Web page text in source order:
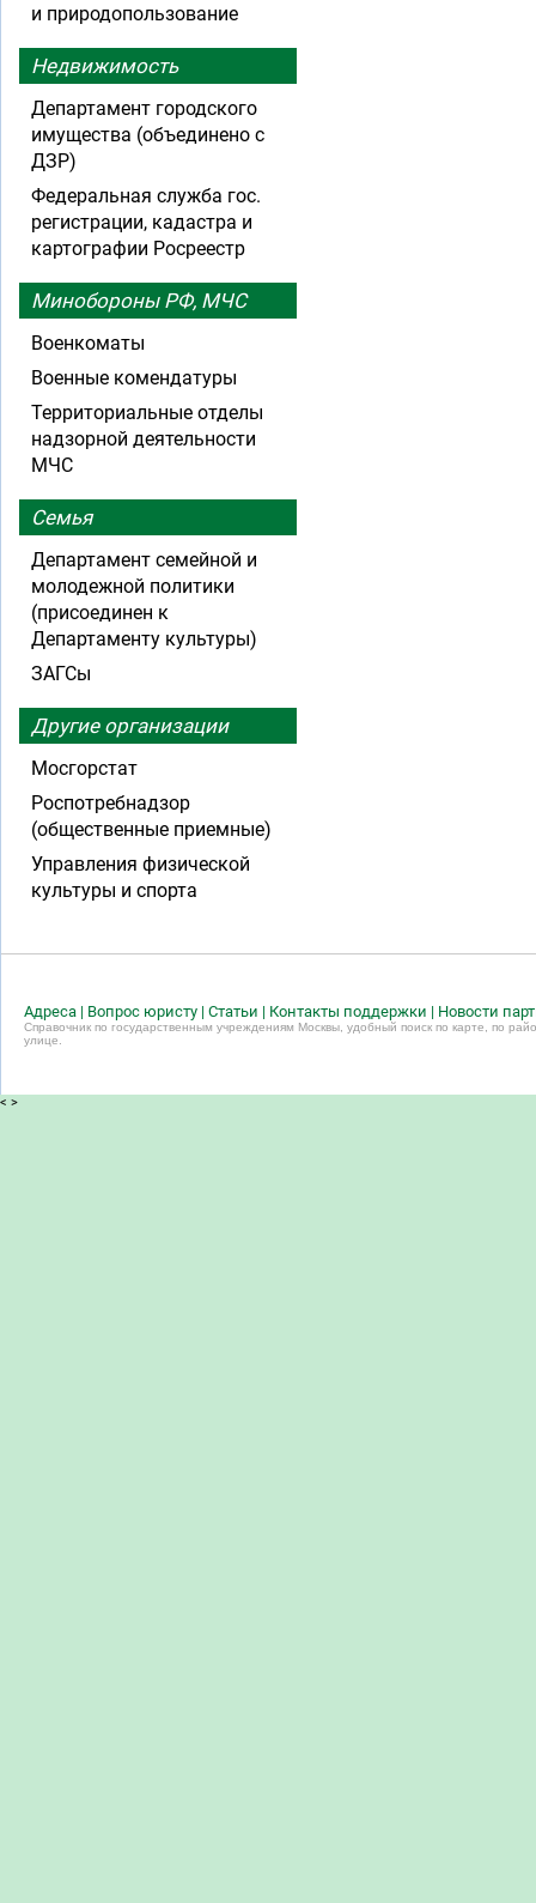
и природопользование
Недвижимость
Департамент городского
имущества (объединено с
ДЗР)
Федеральная служба гос.
регистрации, кадастра и
картографии Росреестр
Минобороны РФ, МЧС
Военкоматы
Военные комендатуры
Территориальные отделы
надзорной деятельности
МЧС
Семья
Департамент семейной и
молодежной политики
(присоединен к
Департаменту культуры)
ЗАГСы
Другие организации
Мосгорстат
Роспотребнадзор
(общественные приемные)
Управления физической
культуры и спорта
Адреса | Вопрос юристу | Статьи | Контакты поддержки | Новости
Справочник по государственным учреждениям Москвы, удобный поиск по карте, по
улице.
< >